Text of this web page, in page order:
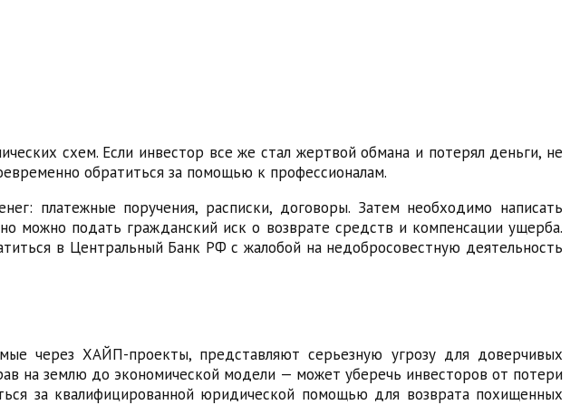
схем. Если инвестор все же стал жертвой обмана и потерял деньги, не
обратиться за помощью к профессионалам.
платежные поручения, расписки, договоры. Затем необходимо написать
можно подать гражданский иск о возврате средств и компенсации ущерба.
в Центральный Банк РФ с жалобой на недобросовестную деятельность
через ХАЙП-проекты, представляют серьезную угрозу для доверчивых
на землю до экономической модели — может уберечь инвесторов от потери
за квалифицированной юридической помощью для возврата похищенных